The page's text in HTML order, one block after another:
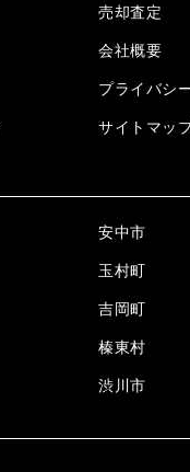
売却査定
会社概要
プライバシ
サイトマッ
安中市
玉村町
吉岡町
榛東村
渋川市